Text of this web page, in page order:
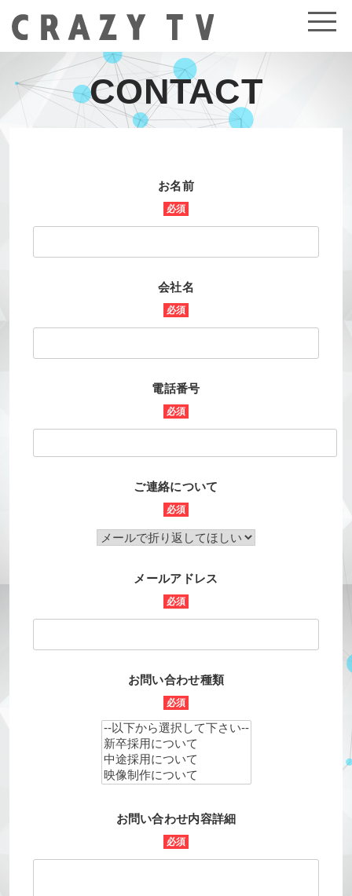
CONTACT
お名前
必須
会社名
必須
電話番号
必須
ご連絡について
必須
メールアドレス
必須
お問い合わせ種類
必須
お問い合わせ内容詳細
必須